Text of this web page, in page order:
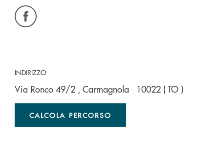
INDIRIZZO
Via Ronco 49/2 , Carmagnola - 10022 ( TO )
CALCOLA PERCORSO